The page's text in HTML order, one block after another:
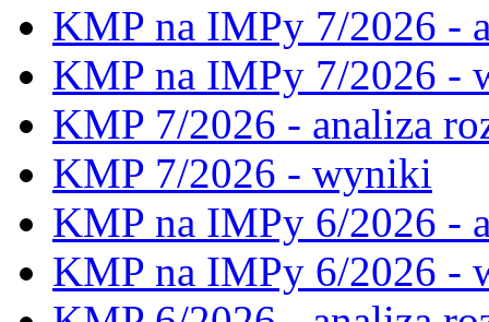
KMP na IMPy 7/2026 -
KMP na IMPy 7/2026 -
KMP 7/2026 - analiza
KMP 7/2026 - wyniki
KMP na IMPy 6/2026 -
KMP na IMPy 6/2026 -